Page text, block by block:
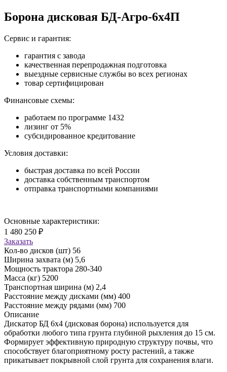
Борона дисковая БД-Агро-6х4П
Сервис и гарантия:
гарантия с завода
качественная перепродажная подготовка
выездные сервисные службы во всех регионах
товар сертифицирован
Финансовые схемы:
работаем по программе 1432
лизинг от 5%
субсидированное кредитование
Условия доставки:
быстрая доставка по всей России
доставка собственным транспортом
отправка транспортными компаниями
Основные характеристики:
1 480 250 ₽
Заказать
Кол-во дисков (шт) 56
Ширина захвата (м) 5,6
Мощность трактора 280-340
Масса (кг) 5200
Транспортная ширина (м) 2,4
Расстояние между дисками (мм) 400
Расстояние между рядами (мм) 700
Описание
Дискатор БД 6х4 (дисковая борона) используется для
обработки любого типа грунта глубиной рыхления до 15 см.
Формирует эффективную природную структуру почвы, что
способствует благоприятному росту растений, а также
прикатывает покрывной слой грунта для сохранения влаги.